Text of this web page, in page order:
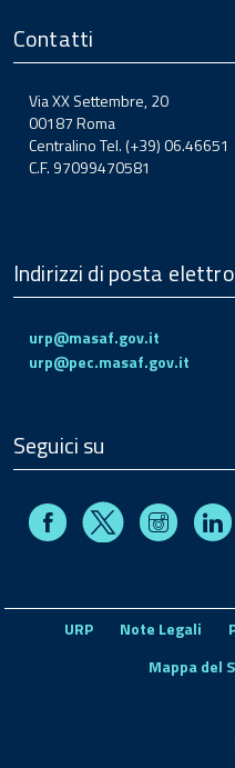
Contatti
Via XX Settembre, 20
00187 Roma
Centralino Tel. (+39) 06.46651
C.F. 97099470581
Indirizzi di posta
urp@masaf.gov.it
urp@pec.masaf.gov.it
Seguici su
FacebookX
URP Note Legali
Mappa del